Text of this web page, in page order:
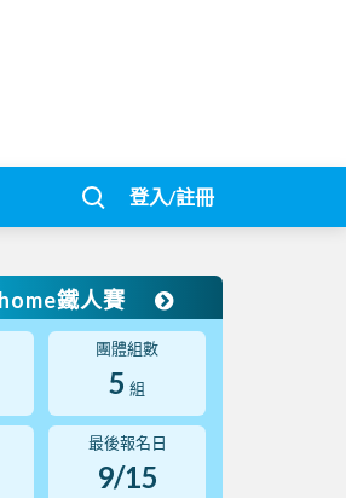
登入/註冊
鐵人賽
團體組數
5 組
最後報名日
9/15